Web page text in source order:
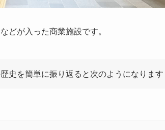
どが入った商業施設です。
史を簡単に振り返ると次のようになります